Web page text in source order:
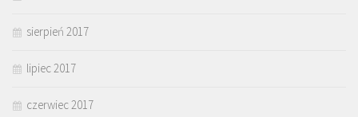
sierpień 2017
lipiec 2017
czerwiec 2017